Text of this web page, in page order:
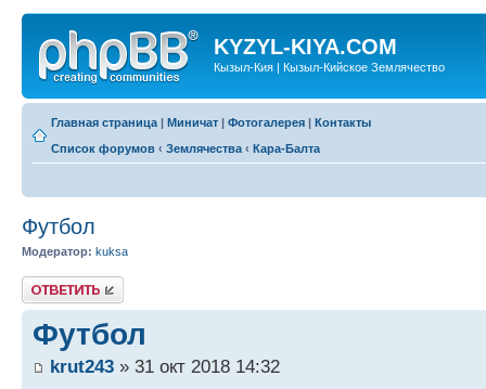
KYZYL-KIYA.COM
Кызыл-Кия | Кызыл-Кийское Землячество
Главная страница | Миничат | Фотогалерея | Контакты
Список форумов ‹ Землячества ‹ Кара-Балта
Футбол
Модератор: kuksa
Ответить
Футбол
krut243 » 31 окт 2018 14:32